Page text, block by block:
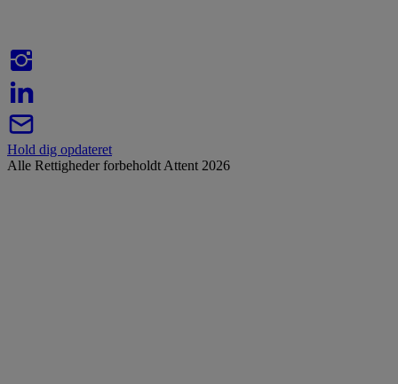
Hold dig opdateret
Alle Rettigheder forbeholdt Attent 2026